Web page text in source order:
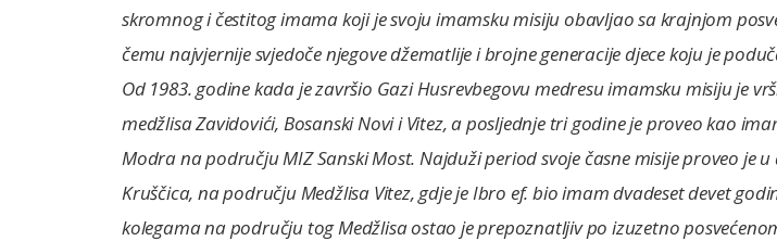
skromnog i čestitog imama koji je svoju imamsku misiju obavljao sa krajnjom
čemu najvjernije svjedoče njegove džematlije i brojne generacije djece koju je
Od 1983. godine kada je završio Gazi Husrevbegovu medresu imamsku misiju je
medžlisa Zavidovići, Bosanski Novi i Vitez, a posljednje tri godine je proveo kao
Modra na području MIZ Sanski Most. Najduži period svoje časne misije proveo je
Kruščica, na području Medžlisa Vitez, gdje je Ibro ef. bio imam dvadeset devet
kolegama na području tog Medžlisa ostao je prepoznatljiv po izuzetno